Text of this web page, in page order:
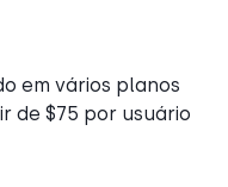
em vários planos
de $75 por usuário